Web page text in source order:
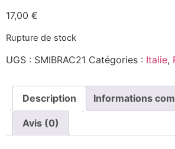
17,00 €
Rupture de stock
UGS : SMIBRAC21 Catégories : Italie,
Description Informations
Avis (0)